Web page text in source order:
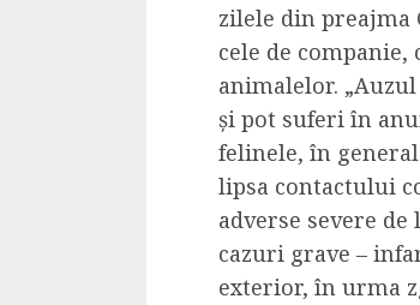
zilele din preajma
cele de
animalelor.
și pot suferi în
felinele, în
lipsa contactului
adverse severe
cazuri grave –
exterior, în urma
4 min read